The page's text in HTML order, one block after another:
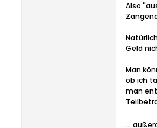
Also
Geld
Man
ob ich
man
...